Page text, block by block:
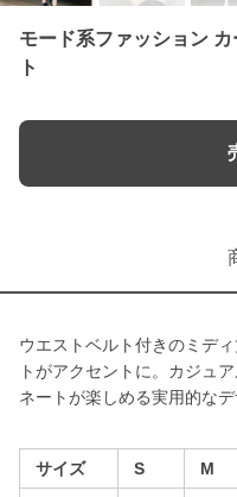
モード系ファッション
ト
ウエストベルト付きのミデ
トがアクセントに。カジュ
ネートが楽しめる実用的な
サイズ S M